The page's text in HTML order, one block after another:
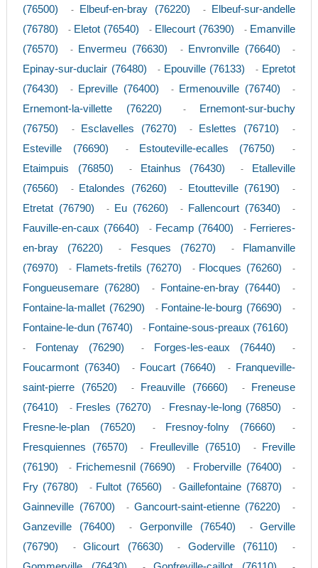
(76500)
- Elbeuf-en-bray (76220) -
Elbeuf-sur-andelle
(76780)
- Eletot (76540) - Ellecourt (76390) - Emanville
(76570)
- Envermeu (76630) - Envronville (76640) -
Epinay-sur-duclair (76480) - Epouville (76133) - Epretot
(76430)
- Epreville (76400) - Ermenouville (76740) -
Ernemont-la-villette (76220) -
Ernemont-sur-buchy
(76750)
- Esclavelles (76270) - Eslettes (76710) -
Esteville (76690) - Estouteville-ecalles (76750) -
Etaimpuis (76850) - Etainhus (76430) -
Etalleville
(76560)
- Etalondes (76260) - Etoutteville (76190) -
Etretat (76790) - Eu (76260) - Fallencourt (76340) -
Fauville-en-caux (76640) - Fecamp (76400) - Ferrieres-
en-bray (76220)
- Fesques (76270) -
Flamanville
(76970)
- Flamets-fretils (76270) - Flocques (76260) -
Fongueusemare (76280) - Fontaine-en-bray (76440) -
Fontaine-la-mallet (76290) - Fontaine-le-bourg (76690) -
Fontaine-le-dun (76740) - Fontaine-sous-preaux (76160)
- Fontenay (76290) - Forges-les-eaux (76440) -
Foucarmont (76340) - Foucart (76640) -
Franqueville-
saint-pierre (76520)
- Freauville (76660) -
Freneuse
(76410)
- Fresles (76270) - Fresnay-le-long (76850) -
Fresne-le-plan (76520) - Fresnoy-folny (76660) -
Fresquiennes (76570) - Freulleville (76510) -
Freville
(76190)
- Frichemesnil (76690) - Froberville (76400) -
Fry (76780) - Fultot (76560) -Gaillefontaine (76870) -
Gainneville (76700) - Gancourt-saint-etienne (76220) -
Ganzeville (76400) - Gerponville (76540) -Gerville
(76790)
-Glicourt (76630) - Goderville (76110) -